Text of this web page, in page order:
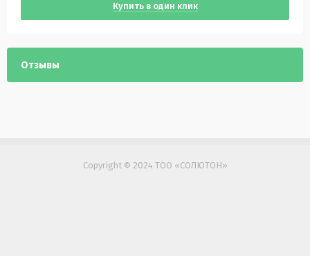
Купить в один клик
Отзывы
Copyright © 2024 ТОО «СОЛЮТОН»